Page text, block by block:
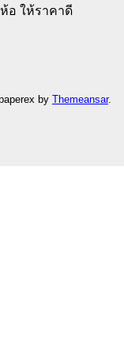
อ ให้ราคาดี
by Themeansar.